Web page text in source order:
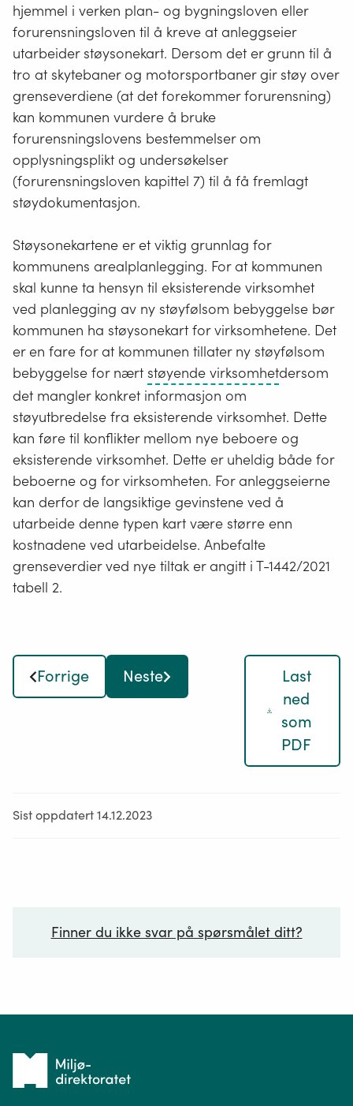
hjemmel i verken plan- og bygningsloven eller
forurensningsloven til å kreve at anleggseier
utarbeider støysonekart. Dersom det er grunn til å
tro at skytebaner og motorsportbaner gir støy over
grenseverdiene (at det forekommer forurensning)
kan kommunen vurdere å bruke
forurensningslovens bestemmelser om
opplysningsplikt og undersøkelser
(forurensningsloven kapittel 7) til å få fremlagt
støydokumentasjon.
Støysonekartene er et viktig grunnlag for
kommunens arealplanlegging. For at kommunen
skal kunne ta hensyn til eksisterende virksomhet
ved planlegging av ny støyfølsom bebyggelse bør
kommunen ha støysonekart for virksomhetene. Det
er en fare for at kommunen tillater ny støyfølsom
bebyggelse for nært støyende virksomhetAlle
som
driver
med
aktiviteter
som
gir
over
målt
fasade
og
vindkraft
dersom
det mangler konkret informasjon om
støyutbredelse fra eksisterende virksomhet. Dette
kan føre til konflikter mellom nye beboere og
eksisterende virksomhet. Dette er uheldig både for
beboerne og for virksomheten. For anleggseierne
kan derfor de langsiktige gevinstene ved å
utarbeide denne typen kart være større enn
kostnadene ved utarbeidelse. Anbefalte
grenseverdier ved nye tiltak er angitt i T-1442/2021
tabell 2.
Forrige Neste
Last
ned
som
PDF
Sist oppdatert 14.12.2023
Finner du ikke svar på spørsmålet ditt?
Tilbake